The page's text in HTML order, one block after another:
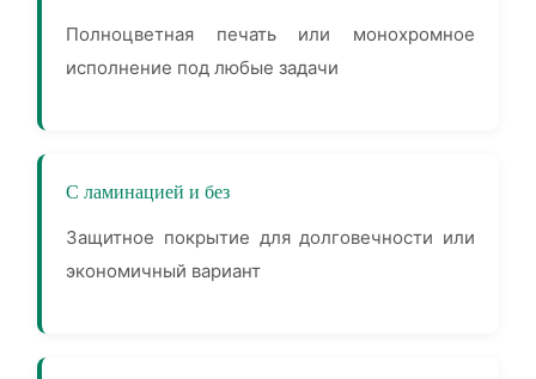
Полноцветная печать или монохромное
исполнение под любые задачи
С ламинацией и без
Защитное покрытие для долговечности или
экономичный вариант